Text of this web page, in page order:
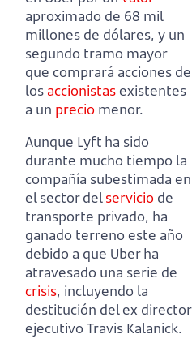
aproximado de 68 mil
millones de dólares, y un
segundo tramo mayor
que comprará acciones de
los accionistasexistentes
a un precio menor.
Aunque Lyft ha sido
durante mucho tiempo la
compañía subestimada en
el sector delservicio de
transporte privado, ha
ganado terreno este año
debido a que Uber ha
atravesado una serie de
crisis, incluyendo la
destitución del ex director
ejecutivo Travis Kalanick.